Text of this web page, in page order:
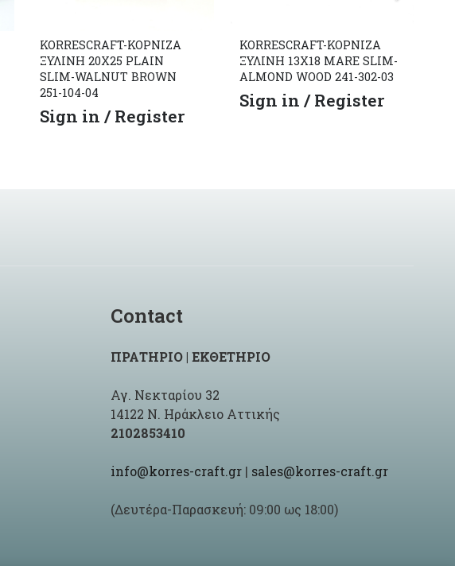
KORRESCRAFT-ΚΟΡΝΙΖΑ
ΞΥΛΙΝΗ 20X25 PLAIN
SLIM-WALNUT BROWN
251-104-04
Sign in / Register
KORRESCRAFT-ΚΟΡΝΙΖΑ
ΞΥΛΙΝΗ 13X18 MARE SLIM-
ALMOND WOOD 241-302-03
Sign in / Register
Contact
ΠΡΑΤΗΡΙΟ | ΕΚΘΕΤΗΡΙΟ
Αγ. Νεκταρίου 32
14122 Ν. Ηράκλειο Αττικής
2102853410
info@korres-craft.gr| sales@korres-craft.gr
(Δευτέρα-Παρασκευή: 09:00 ως 18:00)